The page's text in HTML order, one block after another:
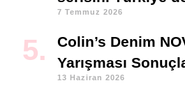
7 Temmuz 2026
Colin’s Denim
Yarışması
13 Haziran 2026